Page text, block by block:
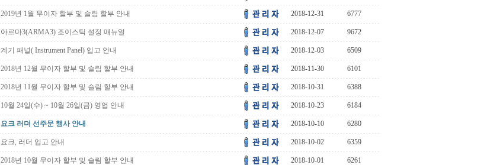
2019년 1월 무이자 할부 및 슬림 할부 안내 2018-12-31 6777
아르마3(ARMA3) 조이스틱 설정 매뉴얼 2018-12-07 9672
계기 패널( Instrument Panel) 입고 안내 2018-12-03 6509
2018년 12월 무이자 할부 및 슬림 할부 안내 2018-11-30 6101
2018년 11월 무이자 할부 및 슬림 할부 안내 2018-10-31 6388
10월 24일(수) ~ 10월 26일(금) 영업 안내 2018-10-23 6184
요크 러더 선주문 행사 안내 2018-10-10 6280
요크, 러더 입고 안내 2018-10-02 6359
2018년 10월 무이자 할부 및 슬림 할부 안내 2018-10-01 6261